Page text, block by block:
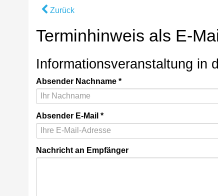
Zurück
Terminhinweis als E-
Informationsveranstaltung in
Absender Nachname
Absender E-Mail
Nachricht an Empfänger